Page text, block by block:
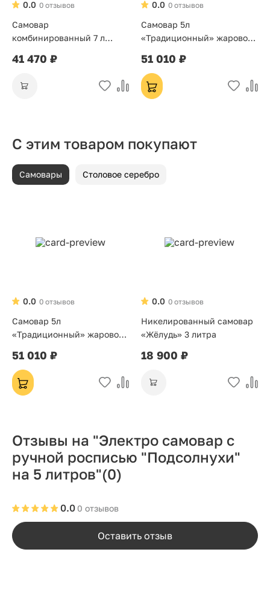
0 отзывов
0.0
Самовар
комбинированный 7 л
41 470 ₽
0 отзывов
0.0
Самовар 5л
«Традиционный» жаровой
51 010 ₽
С этим товаром покупают
Самовары Столовое серебро
0 отзывов
0.0
Самовар 5л
«Традиционный» жаровой
51 010 ₽
0 отзывов
0.0
Никелированный самовар
«Жёлудь» 3 литра
18 900 ₽
Отзывы на "Электро самовар с
ручной росписью "Подсолнухи"
на 5 литров"(0)
0 отзывов
0.0
Оставить отзыв